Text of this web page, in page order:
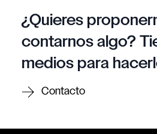
¿Quieres
contarnos algo?
medios para
Contacto